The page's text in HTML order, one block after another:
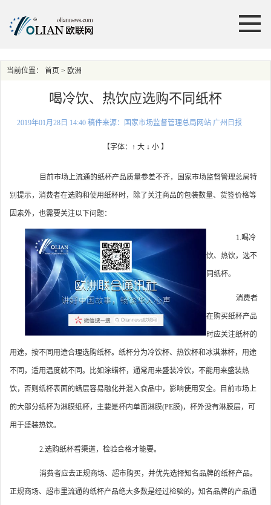
当前位置： 首页 > 欧洲
喝冷饮、热饮应选购不同纸杯
2019年01月28日 14:40 稿件来源：国家市场监督管理总局网站 广州日报
【字体： ↑ 大 ↓ 小 】
目前市场上流通的纸杯产品质量参差不齐，国家市场监督管理总局特
别提示，消费者在选购和使用纸杯时，除了关注商品的包装数量、货签价格等
因素外，也需要关注以下问题：
1.喝冷
饮、热饮，选不
同纸杯。
消费者
在购买纸杯产品
时应关注纸杯的
用途，按不同用途合理选购纸杯。纸杯分为冷饮杯、热饮杯和冰淇淋杯，用途
不同，适用温度就不同。比如涂蜡杯，通常用来盛装冷饮，不能用来盛装热
饮，否则纸杯表面的蜡层容易融化并混入食品中，影响使用安全。目前市场上
的大部分纸杯为淋膜纸杯，主要是杯内单面淋膜(PE膜)，杯外没有淋膜层，可
用于盛装热饮。
2.选购纸杯看渠道，检验合格才能要。
消费者应去正规商场、超市购买，并优先选择知名品牌的纸杯产品。
正规商场、超市里流通的纸杯产品绝大多数是经过检验的，知名品牌的产品通